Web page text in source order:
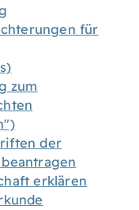
für
zum
der
erklären